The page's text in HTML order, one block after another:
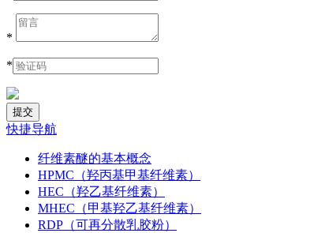
*
*
快捷导航
纤维素醚的基本概念
HPMC（羟丙基甲基纤维素）
HEC（羟乙基纤维素）
MHEC（甲基羟乙基纤维素）
RDP（可再分散乳胶粉）